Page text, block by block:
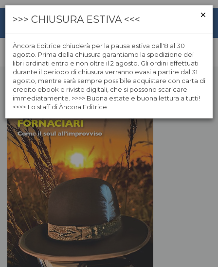
>>> CHIUSURA ESTIVA <<<
Àncora Editrice chiuderà per la pausa estiva dall'8 al 30
agosto. Prima della chiusura garantiamo la spedizione dei
libri ordinati entro e non oltre il 2 agosto. Gli ordini effettuati
durante il periodo di chiusura verranno evasi a partire dal 31
agosto, mentre sarà sempre possibile acquistare con carta di
credito ebook e riviste digitali, che si possono scaricare
immediatamente. >>>> Buona estate e buona lettura a tutti!
<<<< Lo staff di Àncora Editrice